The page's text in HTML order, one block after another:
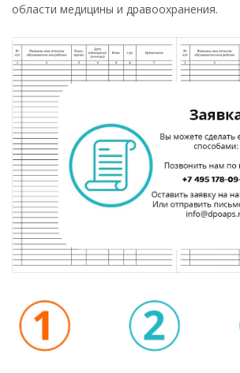
области медицины и дравоохранения.